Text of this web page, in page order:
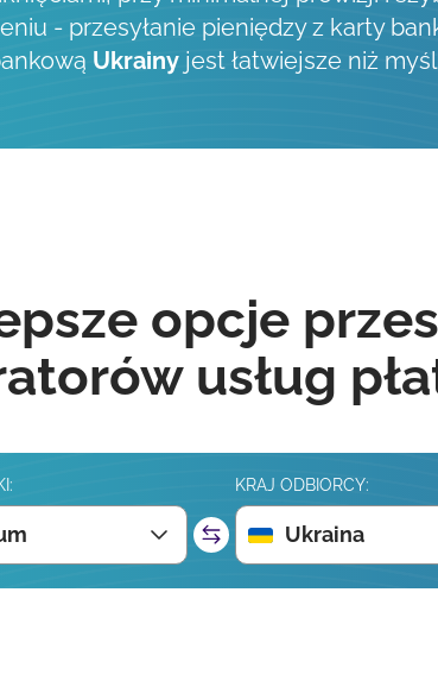
- przesyłanie pieniędzy z karty
Ukrainy jest łatwiejsze niż
opcje
usług
KRAJ ODBIORCY:
Ukraina